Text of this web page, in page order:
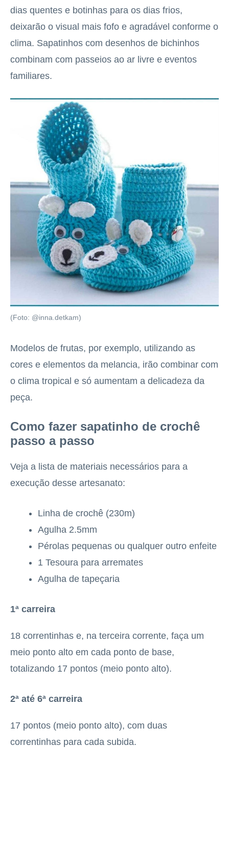
dias quentes e botinhas para os dias frios,
deixarão o visual mais fofo e agradável conforme o
clima. Sapatinhos com desenhos de bichinhos
combinam com passeios ao ar livre e eventos
familiares.
(Foto: @inna.detkam)
Modelos de frutas, por exemplo, utilizando as
cores e elementos da melancia, irão combinar com
o clima tropical e só aumentam a delicadeza da
peça.
Como fazer sapatinho de crochê
passo a passo
Veja a lista de materiais necessários para a
execução desse artesanato:
Linha de crochê (230m)
Agulha 2.5mm
Pérolas pequenas ou qualquer outro enfeite
1 Tesoura para arremates
Agulha de tapeçaria
1ª carreira
18 correntinhas e, na terceira corrente, faça um
meio ponto alto em cada ponto de base,
totalizando 17 pontos (meio ponto alto).
2ª até 6ª carreira
17 pontos (meio ponto alto), com duas
correntinhas para cada subida.